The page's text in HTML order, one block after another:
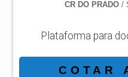
CR DO PRADO /
Plataforma para
COTAR